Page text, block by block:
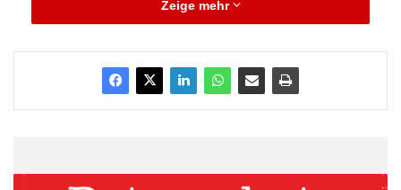
Handwerksorganisationen
Zeige mehr